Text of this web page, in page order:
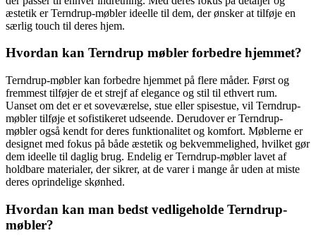
æstetik er Terndrup-møbler ideelle til dem, der ønsker at tilføje en
særlig touch til deres hjem.
Hvordan kan Terndrup møbler forbedre hjemmet?
Terndrup-møbler kan forbedre hjemmet på flere måder. Først og
fremmest tilføjer de et strejf af elegance og stil til ethvert rum.
Uanset om det er et soveværelse, stue eller spisestue, vil Terndrup-
møbler tilføje et sofistikeret udseende. Derudover er Terndrup-
møbler også kendt for deres funktionalitet og komfort. Møblerne er
designet med fokus på både æstetik og bekvemmelighed, hvilket gør
dem ideelle til daglig brug. Endelig er Terndrup-møbler lavet af
holdbare materialer, der sikrer, at de varer i mange år uden at miste
deres oprindelige skønhed.
Hvordan kan man bedst vedligeholde Terndrup-
møbler?